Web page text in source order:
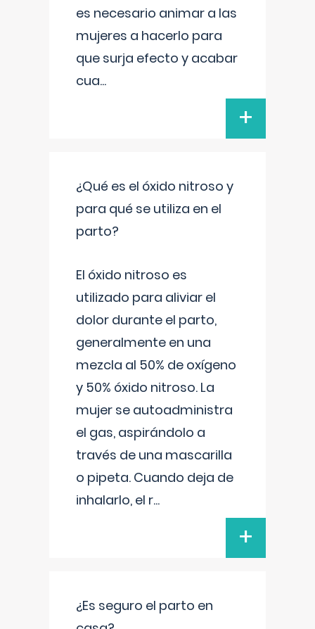
es necesario animar a las
mujeres a hacerlo para
que surja efecto y acabar
cua...
+
¿Qué es el óxido nitroso y
para qué se utiliza en el
parto?
El óxido nitroso es
utilizado para aliviar el
dolor durante el parto,
generalmente en una
mezcla al 50% de oxígeno
y 50% óxido nitroso. La
mujer se autoadministra
el gas, aspirándolo a
través de una mascarilla
o pipeta. Cuando deja de
inhalarlo, el r...
+
¿Es seguro el parto en